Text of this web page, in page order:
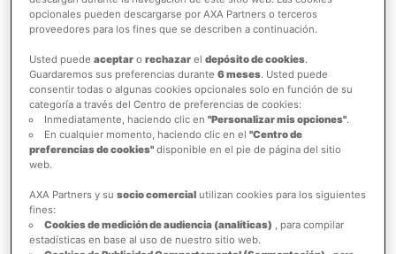
¿Qué hacer si perdí mi pasaporte en el
extranjero?
Perder el pasaporte en otro país no tiene que arruinar tu
viaje. Aprende cómo reportarlo, obtener un reemplazo y
continuar tu viaje sin problemas.
¿Qué hacer en caso de que roben mi
opcionales pueden descargarse por AXA Partners o terceros
proveedores para los fines que se describen a continuación.
Usted puedeaceptar orechazar eldepósito de cookies.
Guardaremos sus preferencias durante6 meses. Usted puede
consentir todas o algunas cookies opcionales solo en función de su
categoría a través del Centro de preferencias de cookies:
Inmediatamente, haciendo clic en "Personalizar mis opciones".
En cualquier momento, haciendo clic en el "Centro de
preferencias de cookies" disponible en el pie de página del sitio
web.
AXA Partners y susocio comercial utilizan cookies para los siguientes
fines:
Cookies de medición de audiencia (analíticas) , para compilar
estadísticas en base al uso de nuestro sitio web.